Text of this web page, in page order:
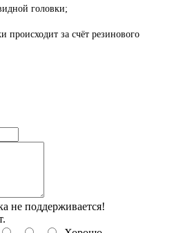
головки;
за счёт резинового
не поддерживается!